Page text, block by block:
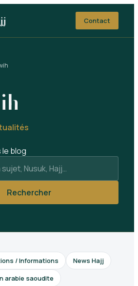
Contact
le blog
Rechercher
/ Informations
News Hajj
arabie saoudite